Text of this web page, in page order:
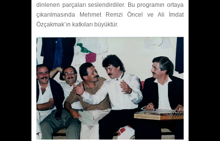
dinlenen parçaları seslendirdiler. Bu programın ortaya
çıkarılmasında Mehmet Remzi Öncel ve Ali İmdat
Özçakmak’ın katkıları büyüktür.